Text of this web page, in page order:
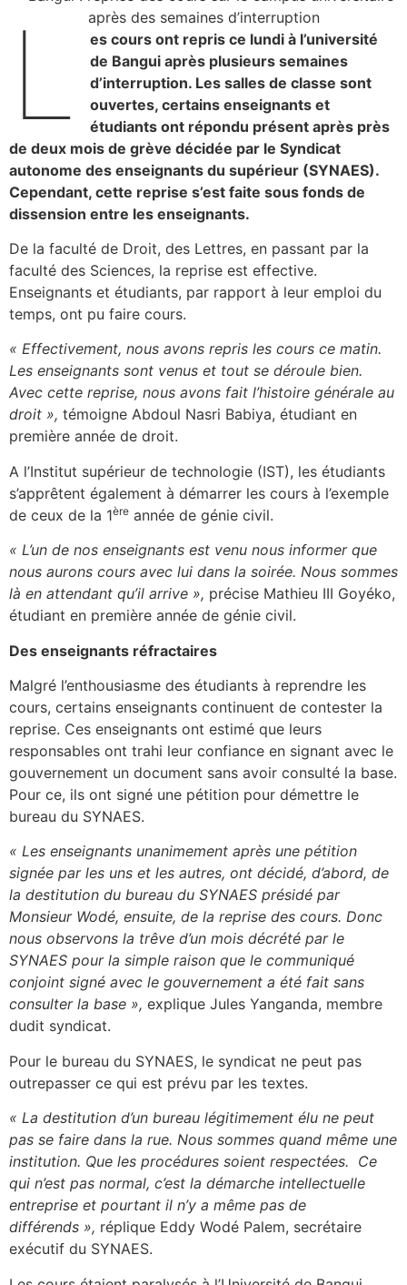
L
es cours ont repris ce lundi à l’université
de Bangui après plusieurs semaines
d’interruption. Les salles de classe sont
ouvertes, certains enseignants et
étudiants ont répondu présent après près
de deux mois de grève décidée par le Syndicat
autonome des enseignants du supérieur (SYNAES).
Cependant, cette reprise s’est faite sous fonds de
dissension entre les enseignants.
De la faculté de Droit, des Lettres, en passant par la
faculté des Sciences, la reprise est effective.
Enseignants et étudiants, par rapport à leur emploi du
temps, ont pu faire cours.
« Effectivement, nous avons repris les cours ce matin.
Les enseignants sont venus et tout se déroule bien.
Avec cette reprise, nous avons fait l’histoire générale au
droit », témoigne Abdoul Nasri Babiya, étudiant en
première année de droit.
A l’Institut supérieur de technologie (IST), les étudiants
s’apprêtent également à démarrer les cours à l’exemple
de ceux de la 1ère année de génie civil.
« L’un de nos enseignants est venu nous informer que
nous aurons cours avec lui dans la soirée. Nous sommes
là en attendant qu’il arrive », précise Mathieu III Goyéko,
étudiant en première année de génie civil.
Des enseignants réfractaires
Malgré l’enthousiasme des étudiants à reprendre les
cours, certains enseignants continuent de contester la
reprise. Ces enseignants ont estimé que leurs
responsables ont trahi leur confiance en signant avec le
gouvernement un document sans avoir consulté la base.
Pour ce, ils ont signé une pétition pour démettre le
bureau du SYNAES.
« Les enseignants unanimement après une pétition
signée par les uns et les autres, ont décidé, d’abord, de
la destitution du bureau du SYNAES présidé par
Monsieur Wodé, ensuite, de la reprise des cours. Donc
nous observons la trêve d’un mois décrété par le
SYNAES pour la simple raison que le communiqué
conjoint signé avec le gouvernement a été fait sans
consulter la base », explique Jules Yanganda, membre
dudit syndicat.
Pour le bureau du SYNAES, le syndicat ne peut pas
outrepasser ce qui est prévu par les textes.
« La destitution d’un bureau légitimement élu ne peut
pas se faire dans la rue. Nous sommes quand même une
institution. Que les procédures soient respectées. Ce
qui n’est pas normal, c’est la démarche intellectuelle
entreprise et pourtant il n’y a même pas de
différends », réplique Eddy Wodé Palem, secrétaire
exécutif du SYNAES.